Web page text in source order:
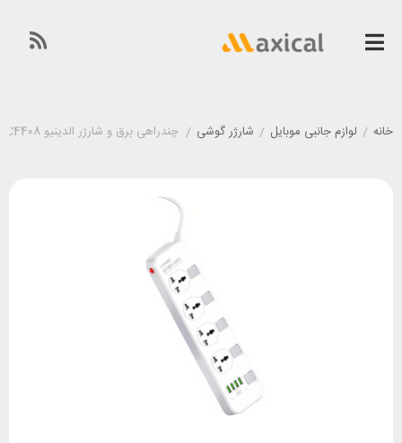
خانه / لوازم جانبی موبایل / شارژر گوشی / چندراهی برق و شارژر الدینیو LDNIO SC4408 توان 17 وات